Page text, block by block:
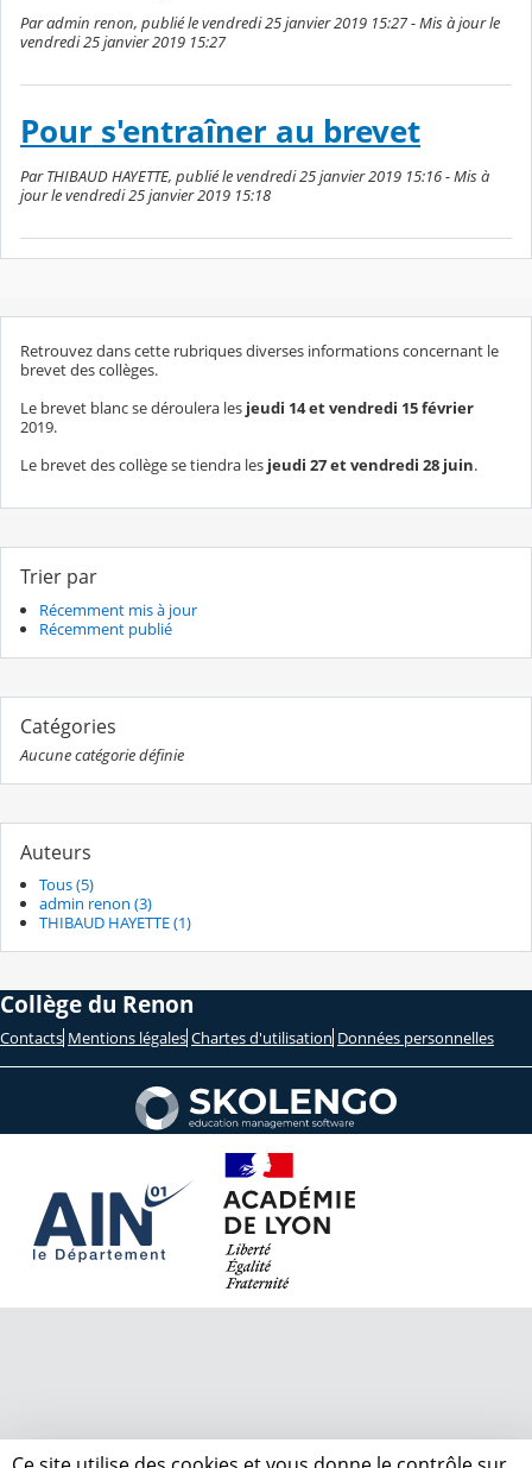
Par admin renon, publié le vendredi 25 janvier 2019 15:27 - Mis à jour le
vendredi 25 janvier 2019 15:27
Pour s'entraîner au brevet
Par THIBAUD HAYETTE, publié le vendredi 25 janvier 2019 15:16 - Mis à
jour le vendredi 25 janvier 2019 15:18
Retrouvez dans cette rubriques diverses informations concernant le
brevet des collèges.
Le brevet blanc se déroulera les jeudi 14 et vendredi 15 février
2019.
Le brevet des collège se tiendra les jeudi 27 et vendredi 28 juin.
Trier par
Récemment mis à jour
Récemment publié
Catégories
Aucune catégorie définie
Auteurs
Tous (5)
admin renon (3)
THIBAUD HAYETTE (1)
Collège du Renon
Contacts Mentions légales Chartes d'utilisation Données personnelles